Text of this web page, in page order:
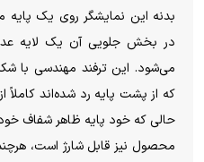
بدنه این نمایشگر روی یک پایه
در بخش جلویی آن یک لایه
می‌شود. این ترفند مهندسی با
که از پشت پایه رد شده‌اند کاملاً
حالی که خود پایه ظاهر شفاف
محصول نیز قابل شارژ است،